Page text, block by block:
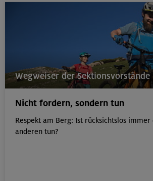
Birnhorn 2634 m, Hochzint 2246 m
22.08.26
MTB-Tour rund um das Demeljoch
Wegweiser der Sektionsvorstände
Nicht fordern, sondern tun
Respekt am Berg: Ist rücksichtslos immer
anderen tun?